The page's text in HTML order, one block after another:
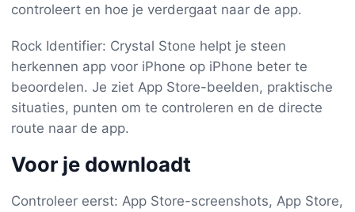
controleert en hoe je verdergaat naar de app.
Rock Identifier: Crystal Stone helpt je steen
herkennen app voor iPhone op iPhone beter te
beoordelen. Je ziet App Store-beelden, praktische
situaties, punten om te controleren en de directe
route naar de app.
Voor je downloadt
Controleer eerst: App Store-screenshots, App Store,